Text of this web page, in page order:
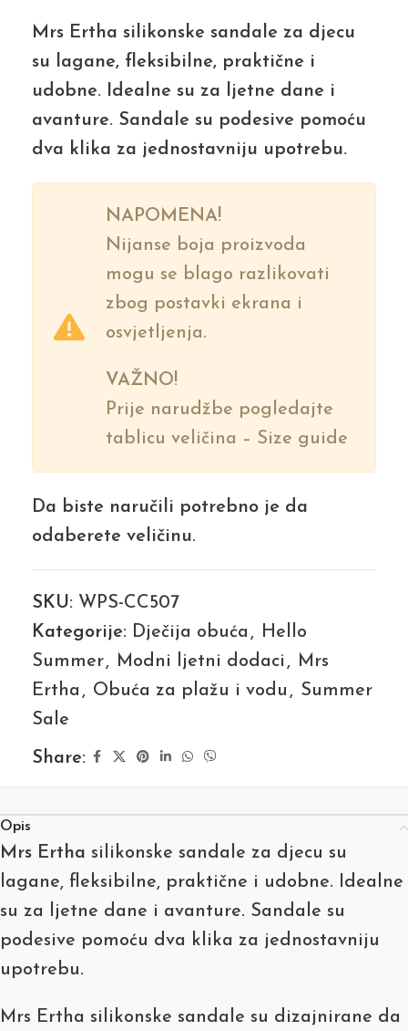
Mrs Ertha silikonske sandale za djecu
su lagane, fleksibilne, praktične i
udobne. Idealne su za ljetne dane i
avanture. Sandale su podesive pomoću
dva klika za jednostavniju upotrebu.
NAPOMENA!
Nijanse boja proizvoda
mogu se blago razlikovati
zbog postavki ekrana i
osvjetljenja.
VAŽNO!
Prije narudžbe pogledajte
tablicu veličina – Size guide
Da biste naručili potrebno je da
odaberete veličinu.
SKU: WPS-CC507
Kategorije: Dječija obuća , Hello
Summer, Modni ljetni dodaci , Mrs
Ertha , Obuća za plažu i vodu , Summer
Sale
Share:
Opis
Mrs Ertha silikonske sandale za djecu su
lagane, fleksibilne, praktične i udobne. Idealne
su za ljetne dane i avanture. Sandale su
podesive pomoću dva klika za jednostavniju
upotrebu.
Mrs Ertha silikonske sandale su dizajnirane da